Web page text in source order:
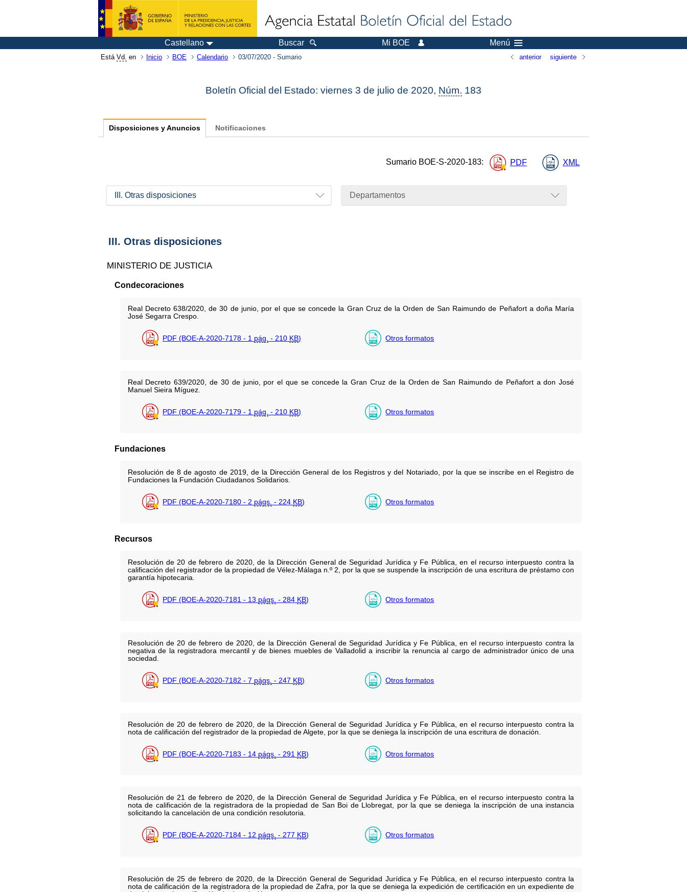
Castellano Buscar Mi BOE Menú
Está Vd. en Inicio BOE Calendario 03/07/2020 - Sumario anterior siguiente
Boletín Oficial del Estado: viernes 3 de julio de 2020, Núm. 183
Disposiciones y Anuncios Notificaciones
Sumario BOE-S-2020-183: PDF XML
III. Otras disposiciones Departamentos
III. Otras disposiciones
MINISTERIO DE JUSTICIA
Condecoraciones
Real Decreto 638/2020, de 30 de junio, por el que se concede la Gran Cruz de la Orden de San Raimundo de Peñafort a doña María
José Segarra Crespo.
PDF (BOE-A-2020-7178 - 1 pág. - 210 KB) Otros formatos
Real Decreto 639/2020, de 30 de junio, por el que se concede la Gran Cruz de la Orden de San Raimundo de Peñafort a don José
Manuel Sieira Míguez.
PDF (BOE-A-2020-7179 - 1 pág. - 210 KB) Otros formatos
Fundaciones
Resolución de 8 de agosto de 2019, de la Dirección General de los Registros y del Notariado, por la que se inscribe en el Registro de
Fundaciones la Fundación Ciudadanos Solidarios.
PDF (BOE-A-2020-7180 - 2 págs. - 224 KB) Otros formatos
Recursos
Resolución de 20 de febrero de 2020, de la Dirección General de Seguridad Jurídica y Fe Pública, en el recurso interpuesto contra la
calificación del registrador de la propiedad de Vélez-Málaga n.º 2, por la que se suspende la inscripción de una escritura de préstamo con
garantía hipotecaria.
PDF (BOE-A-2020-7181 - 13 págs. - 284 KB) Otros formatos
Resolución de 20 de febrero de 2020, de la Dirección General de Seguridad Jurídica y Fe Pública, en el recurso interpuesto contra la
negativa de la registradora mercantil y de bienes muebles de Valladolid a inscribir la renuncia al cargo de administrador único de una
sociedad.
PDF (BOE-A-2020-7182 - 7 págs. - 247 KB) Otros formatos
Resolución de 20 de febrero de 2020, de la Dirección General de Seguridad Jurídica y Fe Pública, en el recurso interpuesto contra la
nota de calificación del registrador de la propiedad de Algete, por la que se deniega la inscripción de una escritura de donación.
PDF (BOE-A-2020-7183 - 14 págs. - 291 KB) Otros formatos
Resolución de 21 de febrero de 2020, de la Dirección General de Seguridad Jurídica y Fe Pública, en el recurso interpuesto contra la
nota de calificación de la registradora de la propiedad de San Boi de Llobregat, por la que se deniega la inscripción de una instancia
solicitando la cancelación de una condición resolutoria.
PDF (BOE-A-2020-7184 - 12 págs. - 277 KB) Otros formatos
Resolución de 25 de febrero de 2020, de la Dirección General de Seguridad Jurídica y Fe Pública, en el recurso interpuesto contra la
nota de calificación de la registradora de la propiedad de Zafra, por la que se deniega la expedición de certificación en un expediente de